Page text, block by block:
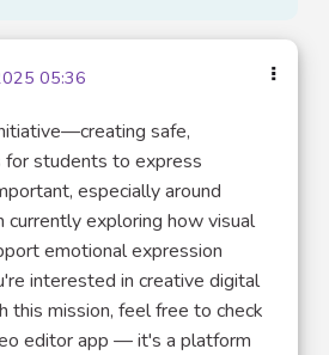
05:36
safe,
for students to express
especially around
currently exploring how visual
emotional expression
interested in creative digital
this mission, feel free to check
editor app — it's a platform